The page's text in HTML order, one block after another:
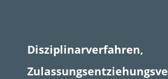
Disziplinarverfahren,